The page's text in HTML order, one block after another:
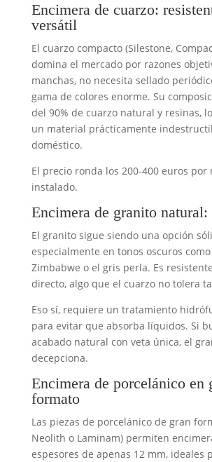
Encimera de cuarzo:
versátil
El cuarzo compacto (Silestone,
domina el mercado por razones
manchas, no necesita sellado
gama de colores enorme. Su
del 90% de cuarzo natural y resinas,
un material prácticamente
doméstico.
El precio ronda los 200-400 euros por
instalado.
Encimera de granito natural:
El granito sigue siendo una opción
especialmente en tonos oscuros
Zimbabwe o el gris perla. Es
directo, algo que el cuarzo no tolera
Eso sí, requiere un tratamiento
para evitar que absorba líquidos. Si
acabado natural con veta única, el
decepciona.
Encimera de porcelánico en
formato
Las piezas de porcelánico de gran
Neolith o Laminam) permiten
espesores de apenas 12 mm, ideales